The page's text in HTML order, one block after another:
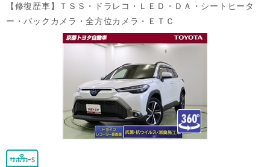
【修復歴車】ＴＳＳ・ドラレコ・ＬＥＤ・ＤＡ・シートヒータ
ー・バックカメラ・全方位カメラ・ＥＴＣ